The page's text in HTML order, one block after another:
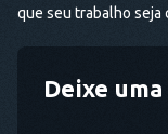
que seu trabalho seja
Deixe